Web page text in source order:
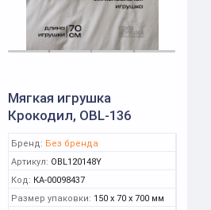
Мягкая игрушка
Крокодил, OBL-136
Бренд: Без бренда
Артикул: OBL120148Y
Код: КА-00098437
Размер упаковки: 150 x 70 x 700 мм